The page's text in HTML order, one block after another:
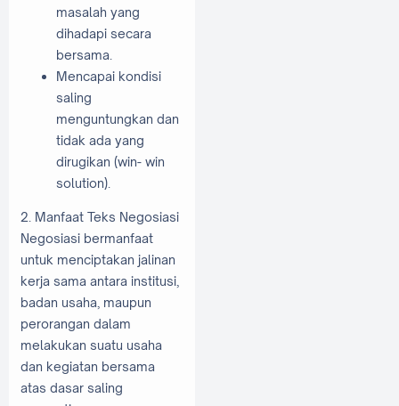
masalah yang
dihadapi secara
bersama.
Mencapai kondisi
saling
menguntungkan dan
tidak ada yang
dirugikan (win- win
solution).
2. Manfaat Teks Negosiasi
Negosiasi bermanfaat
untuk menciptakan jalinan
kerja sama antara institusi,
badan usaha, maupun
perorangan dalam
melakukan suatu usaha
dan kegiatan bersama
atas dasar saling